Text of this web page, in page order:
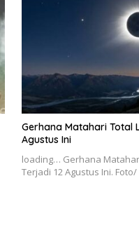
Gerhana Matahari Total
Agustus Ini
loading… Gerhana
Terjadi 12 Agustus Ini.